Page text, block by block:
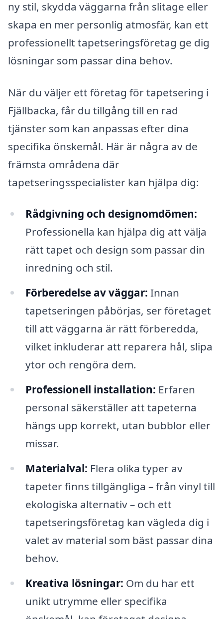
ny stil, skydda väggarna från slitage eller
skapa en mer personlig atmosfär, kan ett
professionellt tapetseringsföretag ge dig
lösningar som passar dina behov.
När du väljer ett företag för tapetsering i
Fjällbacka, får du tillgång till en rad
tjänster som kan anpassas efter dina
specifika önskemål. Här är några av de
främsta områdena där
tapetseringsspecialister kan hjälpa dig:
Rådgivning och designomdömen:
Professionella kan hjälpa dig att välja
rätt tapet och design som passar din
inredning och stil.
Förberedelse av väggar: Innan
tapetseringen påbörjas, ser företaget
till att väggarna är rätt förberedda,
vilket inkluderar att reparera hål, slipa
ytor och rengöra dem.
Professionell installation: Erfaren
personal säkerställer att tapeterna
hängs upp korrekt, utan bubblor eller
missar.
Materialval: Flera olika typer av
tapeter finns tillgängliga – från vinyl till
ekologiska alternativ – och ett
tapetseringsföretag kan vägleda dig i
valet av material som bäst passar dina
behov.
Kreativa lösningar: Om du har ett
unikt utrymme eller specifika